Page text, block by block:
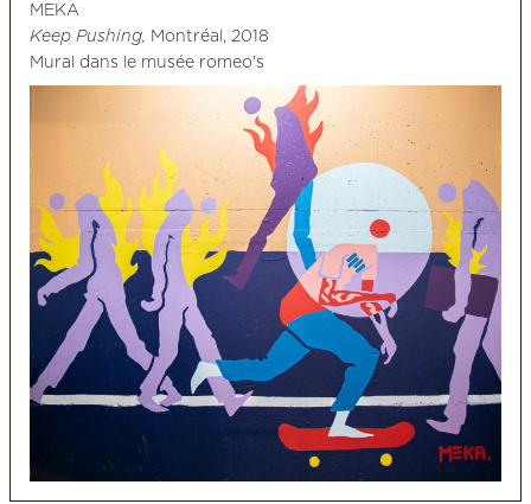
MEKA
Keep Pushing, Montréal, 2018
Mural dans le musée romeo's